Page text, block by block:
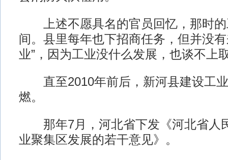
上述不愿具名的官员回忆，那时的
间。县里每年也下招商任务，但并没
业”，因为工业没什么发展，也谈不上
直至2010年前后，新河县建设工业
燃。
那年7月，河北省下发《河北省人
业聚集区发展的若干意见》。